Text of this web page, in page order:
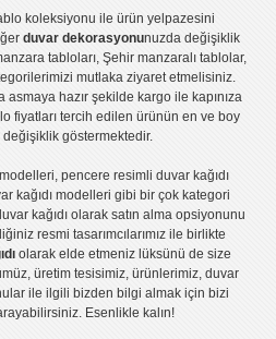
koleksiyonu ile ürün yelpazesini
duvar dekorasyonunuzda değişiklik
tabloları, Şehir manzaralı tablolar,
mutlaka ziyaret etmelisiniz.
asmaya hazır şekilde kargo ile kapınıza
fiyatlarıtercih edilen ürünün en ve boy
göstermektedir.
,pencere resimli duvar kağıdı
kağıdı modelleri gibi bir çok kategori
kağıdı olarak satın alma opsiyonunu
resmi tasarımcılarımız ile birlikte
olarak elde etmeniz lüksünü de size
üretim tesisimiz, ürünlerimiz, duvar
ile ilgili bizden bilgi almak için bizi
Esenlikle kalın!